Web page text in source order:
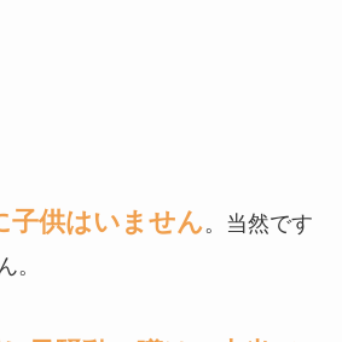
子供はいません。当然です
。